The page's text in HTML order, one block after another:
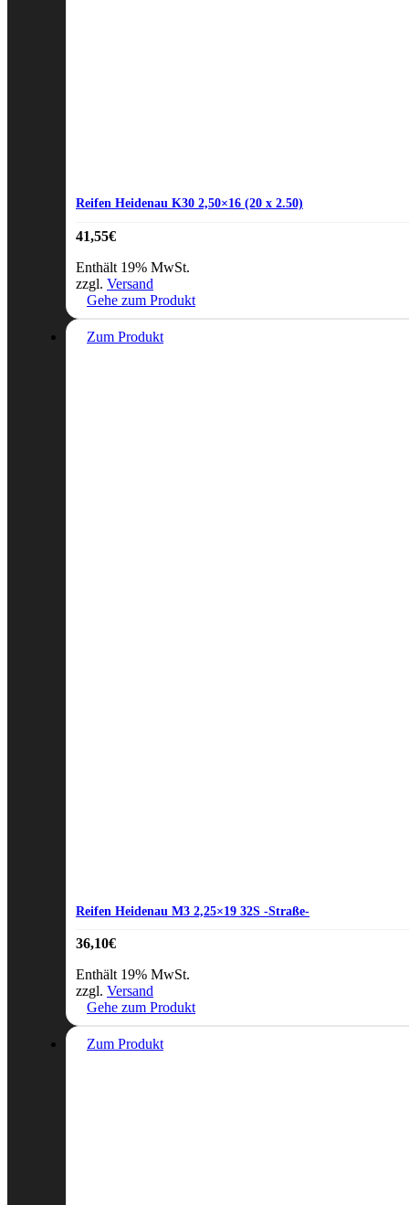
Reifen Heidenau K30 2,50×16 (20 x 2.50)
41,55€
Enthält 19% MwSt.
zzgl. Versand
Gehe zum Produkt
Zum Produkt
Reifen Heidenau M3 2,25×19 32S -Straße-
36,10€
Enthält 19% MwSt.
zzgl. Versand
Gehe zum Produkt
Zum Produkt